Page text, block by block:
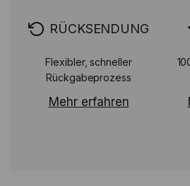
RÜCKSENDUNG
Flexibler, schneller
Rückgabeprozess
Mehr erfahren